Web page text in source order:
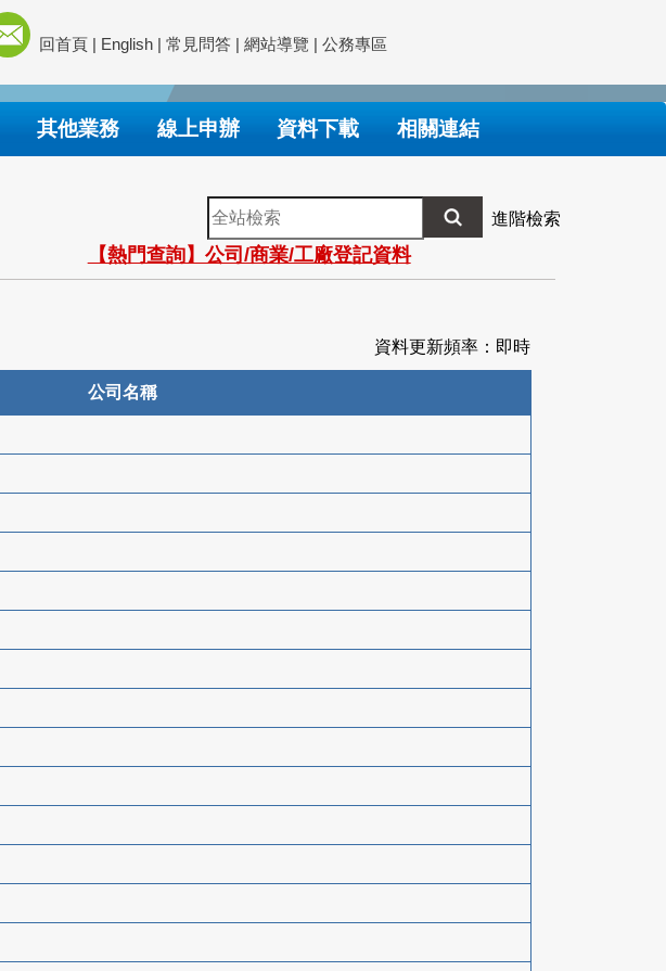
回首頁 | English | 常見問答 | 網站導覽 | 公務專區
其他業務 線上申辦 資料下載 相關連結
全
站
檢
索
進階檢索
【熱門查詢】公司/商業/工廠登記資料
資料更新頻率：即時
公司名稱